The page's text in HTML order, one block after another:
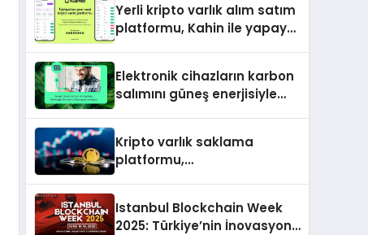
Yerli kripto varlık alım satım
platformu, Kahin ile yapay
Elektronik cihazların karbon
salımını güneş enerjisiyle
Kripto varlık saklama
platformu,
Istanbul Blockchain Week
2025: Türkiye’nin İnovasyon